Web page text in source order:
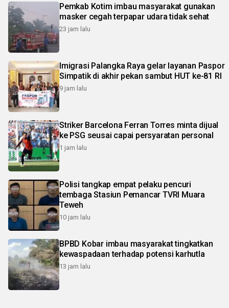
Pemkab Kotim imbau masyarakat gunakan
masker cegah terpapar udara tidak sehat
23 jam lalu
Imigrasi Palangka Raya gelar layanan Paspor
Simpatik di akhir pekan sambut HUT ke-81 RI
9 jam lalu
Striker Barcelona Ferran Torres minta dijual
ke PSG seusai capai persyaratan personal
1 jam lalu
Polisi tangkap empat pelaku pencuri
tembaga Stasiun Pemancar TVRI Muara
Teweh
10 jam lalu
BPBD Kobar imbau masyarakat tingkatkan
kewaspadaan terhadap potensi karhutla
13 jam lalu